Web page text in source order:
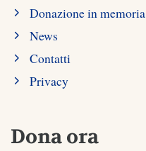
Donazione in memoria
News
Contatti
Privacy
Dona ora